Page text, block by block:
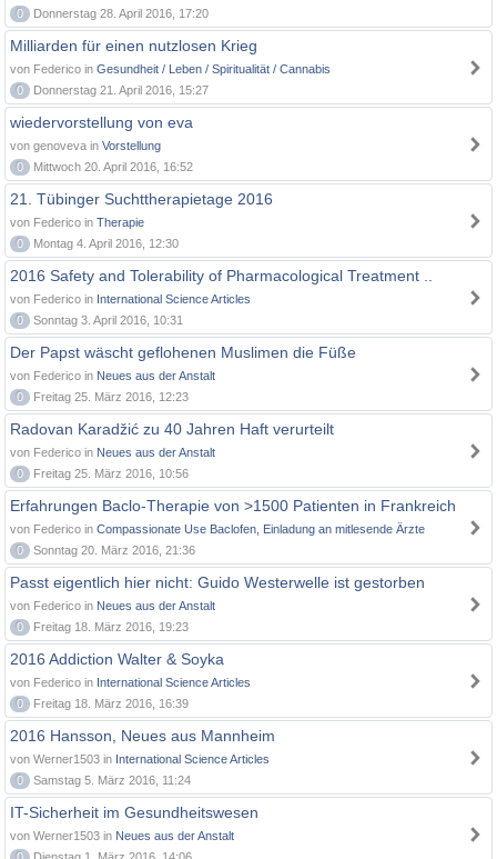
0
Donnerstag 28. April 2016, 17:20
Milliarden für einen nutzlosen Krieg
von Federico in Gesundheit / Leben / Spiritualität / Cannabis
0
Donnerstag 21. April 2016, 15:27
wiedervorstellung von eva
von genoveva in Vorstellung
0
Mittwoch 20. April 2016, 16:52
21. Tübinger Suchttherapietage 2016
von Federico in Therapie
0
Montag 4. April 2016, 12:30
2016 Safety and Tolerability of Pharmacological Treatment ..
von Federico in International Science Articles
0
Sonntag 3. April 2016, 10:31
Der Papst wäscht geflohenen Muslimen die Füße
von Federico in Neues aus der Anstalt
0
Freitag 25. März 2016, 12:23
Radovan Karadžić zu 40 Jahren Haft verurteilt
von Federico in Neues aus der Anstalt
0
Freitag 25. März 2016, 10:56
Erfahrungen Baclo-Therapie von >1500 Patienten in Frankreich
von Federico in Compassionate Use Baclofen, Einladung an mitlesende Ärzte
0
Sonntag 20. März 2016, 21:36
Passt eigentlich hier nicht: Guido Westerwelle ist gestorben
von Federico in Neues aus der Anstalt
0
Freitag 18. März 2016, 19:23
2016 Addiction Walter & Soyka
von Federico in International Science Articles
0
Freitag 18. März 2016, 16:39
2016 Hansson, Neues aus Mannheim
von Werner1503 in International Science Articles
0
Samstag 5. März 2016, 11:24
IT-Sicherheit im Gesundheitswesen
von Werner1503 in Neues aus der Anstalt